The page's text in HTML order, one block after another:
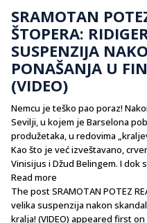
SRAMOTAN
ŠTOPERA:
SUSPENZIJA
PONAŠANJA U
(VIDEO)
Nemcu je teško pao poraz!
Sevilji, u kojem je Barselona
produžetaka, u redovima
Kao što je već izveštavano,
Vinisijus i Džud Belingem. I dok
Read more
The post SRAMOTAN POTEZ
velika suspenzija nakon
kralja! (VIDEO) appeared first